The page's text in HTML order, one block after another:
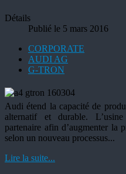
Détails
Publié le 5 mars 2016
CORPORATE
AUDI AG
G-TRON
Audi étend la capacité de
alternatif et durable.
partenaire afin d’augmenter la
selon un nouveau processus...
Lire la suite...